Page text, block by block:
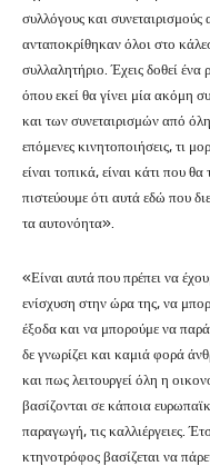
συλλόγους και
ανταποκρίθηκαν όλοι στο
συλλαλητήριο. Έχεις δοθεί
όπου εκεί θα γίνει μία ακόμη
και των συνεταιρισμών από
επόμενες κινητοποιήσεις, τι
είναι τοπικά, είναι κάτι που
πιστεύουμε ότι αυτά εδώ που
τα αυτονόητα».
«Είναι αυτά που πρέπει να
ενίσχυση στην ώρα της, να
έξοδα και να μπορούμε να
δε γνωρίζει και καμιά φορά
και πως λειτουργεί όλη η
βασίζονται σε κάποια
παραγωγή, τις καλλιέργειες.
κτηνοτρόφος βασίζεται να